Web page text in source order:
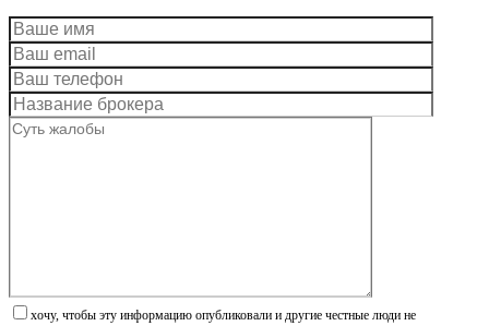
хочу, чтобы эту информацию опубликовали и другие честные люди не